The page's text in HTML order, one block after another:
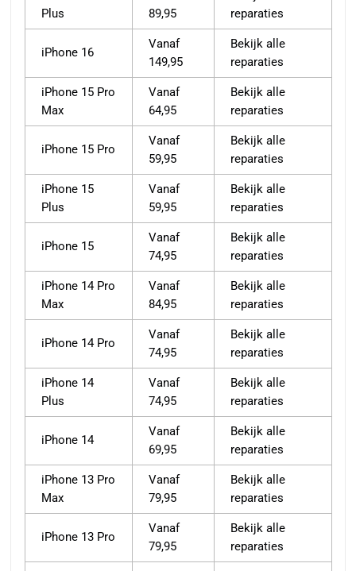
Plus
89,95
reparaties
iPhone 16
Vanaf
149,95
Bekijk alle
reparaties
iPhone 15 Pro
Max
Vanaf
64,95
Bekijk alle
reparaties
iPhone 15 Pro
Vanaf
59,95
Bekijk alle
reparaties
iPhone 15
Plus
Vanaf
59,95
Bekijk alle
reparaties
iPhone 15
Vanaf
74,95
Bekijk alle
reparaties
iPhone 14 Pro
Max
Vanaf
84,95
Bekijk alle
reparaties
iPhone 14 Pro
Vanaf
74,95
Bekijk alle
reparaties
iPhone 14
Plus
Vanaf
74,95
Bekijk alle
reparaties
iPhone 14
Vanaf
69,95
Bekijk alle
reparaties
iPhone 13 Pro
Max
Vanaf
79,95
Bekijk alle
reparaties
iPhone 13 Pro
Vanaf
79,95
Bekijk alle
reparaties